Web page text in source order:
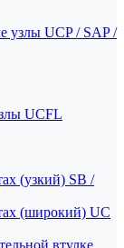
узлы UCP / SAP /
UCFL
(узкий) SB /
(широкий) UC
втулке